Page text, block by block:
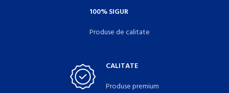
100% SIGUR
Produse de calitate
CALITATE
Produse premium